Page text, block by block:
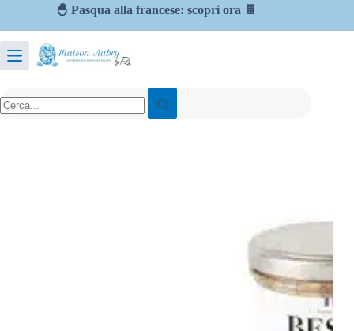
🐣 Pasqua alla francese: scopri ora 🍫